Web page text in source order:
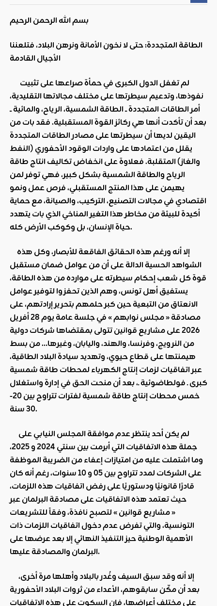
بسم الله الرحمن الرحيم
الطاقة المتجددة: حتى لا نخون الأمانة ونرهن البلاد، فتلعننا
نفوذها، وتدعيم سيطرتها على مختلف مجالاتها التقليدية،
أمر الطاقات المتجددة ــ الطاقة الشمسية، الرياح، والمائية ــ
بعد أن تأكدت أنها هي ركائز القوة المستقبلية. فقد بات من
اليقين لديها أن سيطرتها على مصادر الطاقات المتجددة
يقلل من اعتمادها على واردات الوقود الأحفوري (النفط
والغاز) المتقلبة.فعلاوة على انخفاض تكاليف انتاج طاقة
الرياح والطاقة الشمسية بشكل كبير، فهي توفر لمن
يهيمن على هذا المنتج المستقبلي، فرص عمل ونمو
اقتصادي في مجالات التصنيع، التركيب، والصيانة، مع حماية
أكيدة للبيئة من مخاطر هذا التغير المناخي الذي بات يتهدد
حياة الإنسان، بل وكوكب الأرض كله.
الشواهد الحسية الدالة على أن من عوامل ضمان مستقبل
قوة كل شعب إحكام سيطرته على موارده من هذه الطاقة،
يستفيق أهل تونس، وهم الذين تحفزوا لتوفير عوامل
الانعتاق من التبعية حين كبر حلمهم بتحرير إرادتهم، على
مصادقة « مجلس نوابهم » في جلسة عامة يوم 28 أفريل
2026 على مشاريع قوانين تتولى
بمقتضاها شركات دولية
من النرويج، وفرنسا، والهند، واليابان، وغيرها… من بسط
هيمنتها على قطاع حيوي، وتهديد سيادة البلاد الطاقية،
عبر اتفاقيات لزمات إنتاج الكهرباء لمحطات طاقة شمسية
كبرى ـ فولطاضوئية ـ، بعد أن منحت الحق في إدارة واستغلال
خمس محطات إنتاج طاقة شمسية لفترات تتراوح بين 20-
30 سنة.
جملة هذه الاتفاقيات التي أبرمت بين سنتي 2024 و 2025،
وما اشتملت عليه من امتيازات إعفاء من الضريبة الموظفة
على الشركات لمدد تتراوح بين 05 و 10 سنوات، رغم أنه كان
قادرًا قانونيًا ودستوريًا على رفض اتفاقيات هذه اللزمات،
حيث تعتمد هذه الاتفاقيات على مصادقة البرلمان عبر
« مشاريع قوانين » لتصبح نافذة، وفقاً للتشريعات
التونسية، والتي تفرض عدم دخول اتفاقيات اللزمات ذات
الأهمية الوطنية حيز التنفيذ النهائي إلا بعد عرضها على
البرلمان والمصادقة عليها.
بعد أن مكّن سابقوهم، الأعداء من ثروات البلاد الأحفورية
على مختلف أعراضها، فإن السكوت على هذه الاتفاقيات